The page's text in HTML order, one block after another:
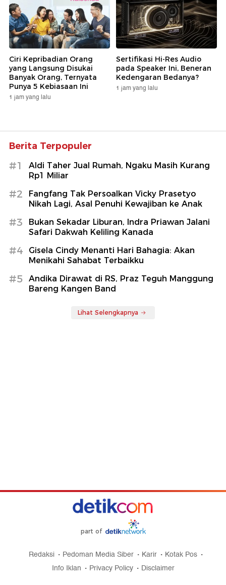
Ciri Kepribadian Orang
yang Langsung Disukai
Banyak Orang, Ternyata
Punya 5 Kebiasaan Ini
1 jam yang lalu
Sertifikasi Hi-Res Audio
pada Speaker Ini, Beneran
Kedengaran Bedanya?
1 jam yang lalu
Berita Terpopuler
#1
Aldi Taher Jual Rumah, Ngaku Masih Kurang
Rp1 Miliar
#2
Fangfang Tak Persoalkan Vicky Prasetyo
Nikah Lagi, Asal Penuhi Kewajiban ke Anak
#3
Bukan Sekadar Liburan, Indra Priawan Jalani
Safari Dakwah Keliling Kanada
#4
Gisela Cindy Menanti Hari Bahagia: Akan
Menikahi Sahabat Terbaikku
#5
Andika Dirawat di RS, Praz Teguh Manggung
Bareng Kangen Band
Lihat Selengkapnya
part of
Redaksi Pedoman Media Siber Karir
Kotak Pos
Info Iklan
Privacy Policy Disclaimer